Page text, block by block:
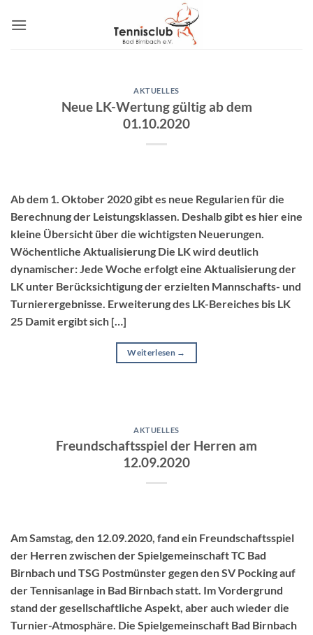
Inhalt
AKTUELLES
Neue LK-Wertung gültig ab dem
01.10.2020
Ab dem 1. Oktober 2020 gibt es neue Regularien für die
Berechnung der Leistungsklassen. Deshalb gibt es hier eine
kleine Übersicht über die wichtigsten Neuerungen.
Wöchentliche Aktualisierung Die LK wird deutlich
dynamischer: Jede Woche erfolgt eine Aktualisierung der
LK unter Berücksichtigung der erzielten Mannschafts- und
Turnierergebnisse. Erweiterung des LK-Bereiches bis LK
25 Damit ergibt sich […]
Weiterlesen →
AKTUELLES
Freundschaftsspiel der Herren am
12.09.2020
Am Samstag, den 12.09.2020, fand ein Freundschaftsspiel
der Herren zwischen der Spielgemeinschaft TC Bad
Birnbach und TSG Postmünster gegen den SV Pocking auf
der Tennisanlage in Bad Birnbach statt. Im Vordergrund
stand der gesellschaftliche Aspekt, aber auch wieder die
Turnier-Atmosphäre. Die Spielgemeinschaft Bad Birnbach